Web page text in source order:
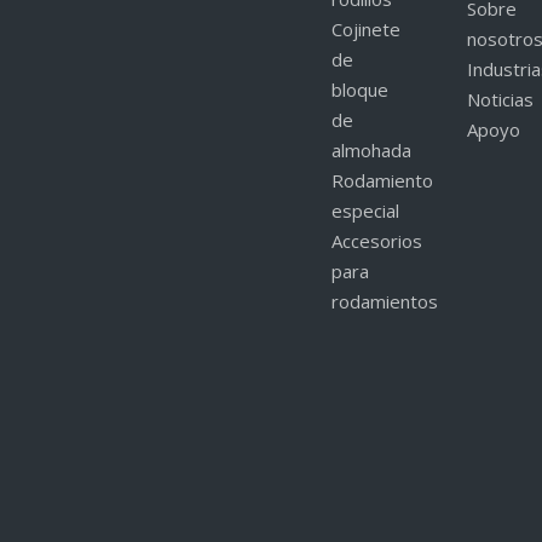
Cojinete
de
bloque
de
almohada
Rodamiento
especial
Accesorios
para
rodamientos
Sobre
nosotros
Noticias
Apoyo